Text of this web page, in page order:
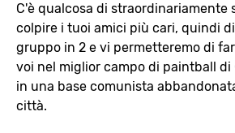
C'è qualcosa di straordinariamente
colpire i tuoi amici più cari, quindi
gruppo in 2 e vi permetteremo di
voi nel miglior campo di paintball di
in una base comunista
città.